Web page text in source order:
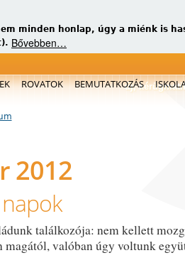
minden honlap, úgy a miénk is
Bővebben…
új,
ROVATOK BEMUTATKOZÁS
2012
találkozója: nem kellett
magától, valóban úgy voltunk